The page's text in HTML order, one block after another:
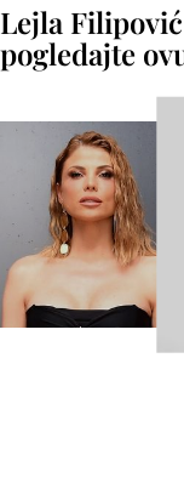
Lejla
pogledajte